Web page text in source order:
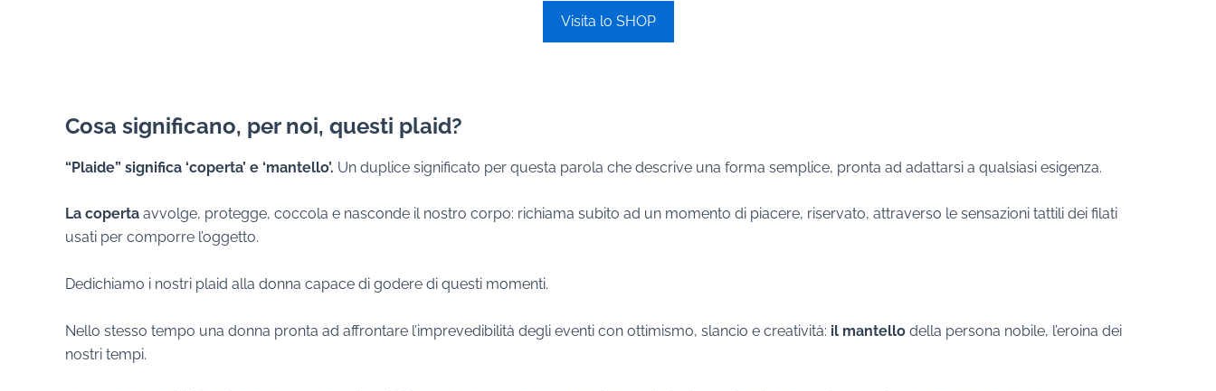
Visita lo SHOP
Cosa significano, per noi, questi plaid?
“Plaide” significa ‘coperta’ e ‘mantello’. Un duplice significato per questa parola che descrive una forma semplice, pronta ad adattarsi a qualsiasi esigenza.
La coperta avvolge, protegge, coccola e nasconde il nostro corpo: richiama subito ad un momento di piacere, riservato, attraverso le sensazioni tattili dei filati
usati per comporre l’oggetto.
Dedichiamo i nostri plaid alla donna capace di godere di questi momenti.
Nello stesso tempo una donna pronta ad affrontare l’imprevedibilità degli eventi con ottimismo, slancio e creatività: il mantello della persona nobile, l’eroina dei
nostri tempi.